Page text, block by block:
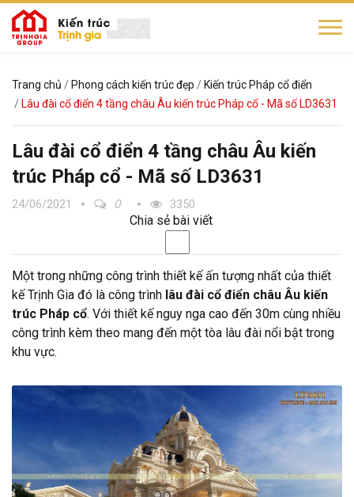
Trang chủ Phong cách kiến trúc đẹp
Kiến trúc Pháp cổ điển
Lâu đài cổ điển 4 tầng châu Âu kiến trúc Pháp cổ - Mã số LD3631
Lâu đài cổ điển 4 tầng châu Âu kiến
trúc Pháp cổ - Mã số LD3631
24/06/2021 0 3350
Chia sẻ bài viết
Một trong những công trình thiết kế ấn tượng nhất của thiết
kế Trịnh Gia đó là công trình lâu đài cổ điển châu Âu kiến
trúc Pháp cổ. Với thiết kế nguy nga cao đến 30m cùng nhiều
công trình kèm theo mang đến một tòa lâu đài nổi bật trong
khu vực.